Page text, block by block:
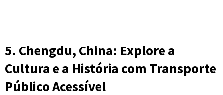
5. Chengdu, China: Explore a
Cultura e a História com Transporte
Público Acessível